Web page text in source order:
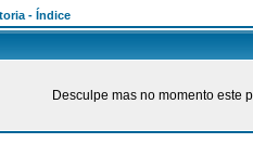
- Índice
Desculpe mas no momento este